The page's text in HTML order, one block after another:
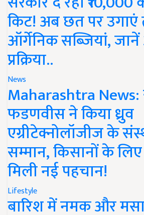
किट! अब छत पर उगाएं
ऑर्गेनिक सब्जियां,
प्रक्रिया..
News
Maharashtra News:
फडणवीस ने किया ध्रुव
एग्रीटेक्नोलॉजीज के
सम्मान, किसानों के
मिली नई पहचान!
Lifestyle
बारिश में नमक और